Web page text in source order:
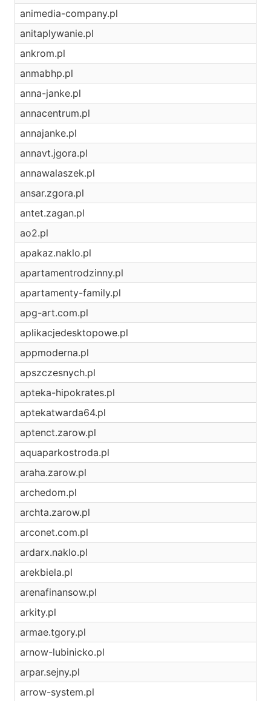
animedia-company.pl
anitaplywanie.pl
ankrom.pl
anmabhp.pl
anna-janke.pl
annacentrum.pl
annajanke.pl
annavt.jgora.pl
annawalaszek.pl
ansar.zgora.pl
antet.zagan.pl
ao2.pl
apakaz.naklo.pl
apartamentrodzinny.pl
apartamenty-family.pl
apg-art.com.pl
aplikacjedesktopowe.pl
appmoderna.pl
apszczesnych.pl
apteka-hipokrates.pl
aptekatwarda64.pl
aptenct.zarow.pl
aquaparkostroda.pl
araha.zarow.pl
archedom.pl
archta.zarow.pl
arconet.com.pl
ardarx.naklo.pl
arekbiela.pl
arenafinansow.pl
arkity.pl
armae.tgory.pl
arnow-lubinicko.pl
arpar.sejny.pl
arrow-system.pl